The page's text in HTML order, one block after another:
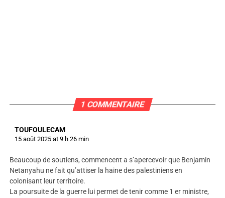
1 COMMENTAIRE
TOUFOULECAM
15 août 2025 at 9 h 26 min
Beaucoup de soutiens, commencent a s’apercevoir que Benjamin
Netanyahu ne fait qu’attiser la haine des palestiniens en
colonisant leur territoire.
La poursuite de la guerre lui permet de tenir comme 1 er ministre,